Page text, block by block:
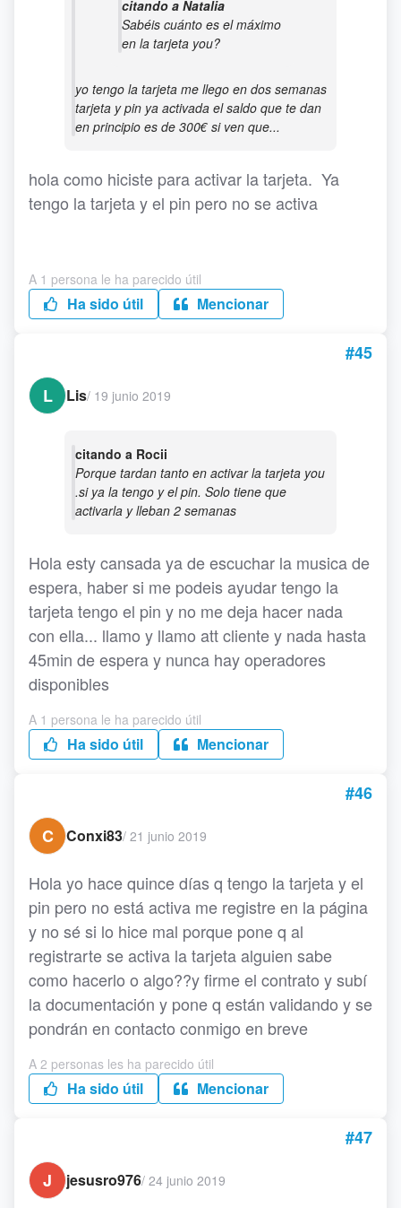
citando a Natalia
Sabéis cuánto es el máximo
en la tarjeta you?
yo tengo la tarjeta me llego en dos semanas
tarjeta y pin ya activada el saldo que te dan
en principio es de 300€ si ven que...
hola como hiciste para activar la tarjeta. Ya
tengo la tarjeta y el pin pero no se activa
A 1 persona le ha parecido útil
Ha sido útil Mencionar
#45
L
Lis/ 19 junio 2019
citando a Rocii
Porque tardan tanto en activar la tarjeta you
.si ya la tengo y el pin. Solo tiene que
activarla y lleban 2 semanas
Hola esty cansada ya de escuchar la musica de
espera, haber si me podeis ayudar tengo la
tarjeta tengo el pin y no me deja hacer nada
con ella... llamo y llamo att cliente y nada hasta
45min de espera y nunca hay operadores
disponibles
A 1 persona le ha parecido útil
Ha sido útil Mencionar
#46
C
Conxi83/ 21 junio 2019
Hola yo hace quince días q tengo la tarjeta y el
pin pero no está activa me registre en la página
y no sé si lo hice mal porque pone q al
registrarte se activa la tarjeta alguien sabe
como hacerlo o algo??y firme el contrato y subí
la documentación y pone q están validando y se
pondrán en contacto conmigo en breve
A 2 personas les ha parecido útil
Ha sido útil Mencionar
#47
J
jesusro976/ 24 junio 2019